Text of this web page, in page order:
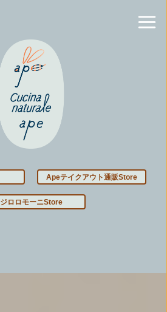
Apeテイクアウト通販Store
ジロロモーニStore